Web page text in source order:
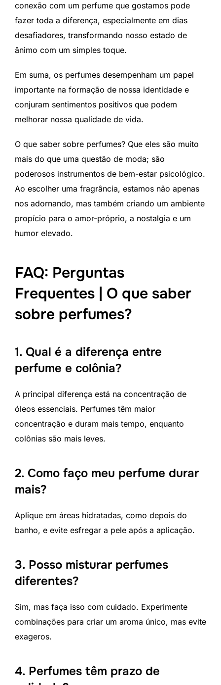
conexão com um perfume que gostamos pode
fazer toda a diferença, especialmente em dias
desafiadores, transformando nosso estado de
ânimo com um simples toque.
Em suma, os perfumes desempenham um papel
importante na formação de nossa identidade e
conjuram sentimentos positivos que podem
melhorar nossa qualidade de vida.
O que saber sobre perfumes? Que eles são muito
mais do que uma questão de moda; são
poderosos instrumentos de bem-estar psicológico.
Ao escolher uma fragrância, estamos não apenas
nos adornando, mas também criando um ambiente
propício para o amor-próprio, a nostalgia e um
humor elevado.
FAQ: Perguntas
Frequentes | O que saber
sobre perfumes?
1. Qual é a diferença entre
perfume e colônia?
A principal diferença está na concentração de
óleos essenciais. Perfumes têm maior
concentração e duram mais tempo, enquanto
colônias são mais leves.
2. Como faço meu perfume durar
mais?
Aplique em áreas hidratadas, como depois do
banho, e evite esfregar a pele após a aplicação.
3. Posso misturar perfumes
diferentes?
Sim, mas faça isso com cuidado. Experimente
combinações para criar um aroma único, mas evite
exageros.
4. Perfumes têm prazo de